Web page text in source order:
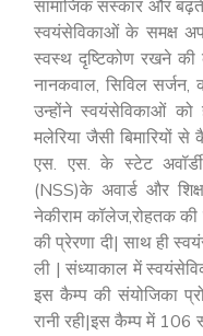
सामाजिक संस्कार और
स्वयंसेविकाओं के समक्ष
स्वस्थ दृष्टिकोण रखने
नानकवाल, सिविल सर्जन,
उन्होंने स्वयंसेविकाओं को
मलेरिया जैसी बिमारियों से
एस. एस. के स्टेट
(NSS)के अवार्ड और
नेकीराम कॉलेज,रोहतक
की प्रेरणा दी| साथ ही
ली | संध्याकाल में
इस कैम्प की संयोजिका
रानी रही|इस कैम्प में 106